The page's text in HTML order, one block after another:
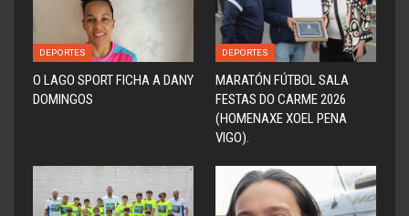
DEPORTES
O LAGO SPORT FICHA A DANY
DOMINGOS
DEPORTES
MARATÓN FÚTBOL SALA
FESTAS DO CARME 2026
(HOMENAXE XOEL PENA
VIGO).